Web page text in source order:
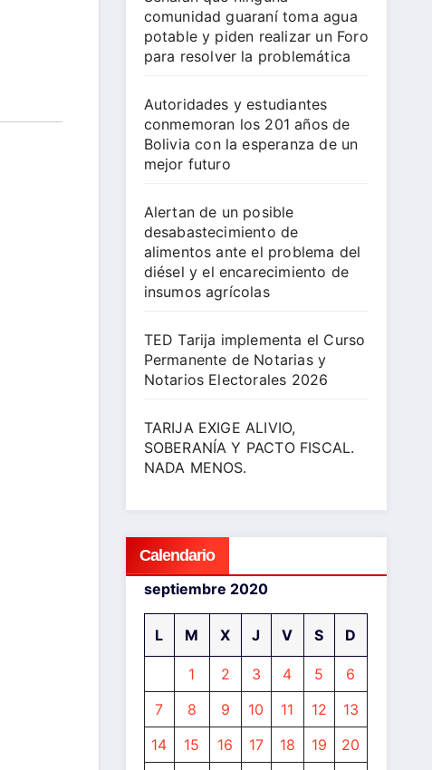
comunidad guaraní toma agua
potable y piden realizar un Foro
para resolver la problemática
Autoridades y estudiantes
conmemoran los 201 años de
Bolivia con la esperanza de un
mejor futuro
Alertan de un posible
desabastecimiento de
alimentos ante el problema del
diésel y el encarecimiento de
insumos agrícolas
TED Tarija implementa el Curso
Permanente de Notarias y
Notarios Electorales 2026
TARIJA EXIGE ALIVIO,
SOBERANÍA Y PACTO FISCAL.
NADA MENOS.
Calendario
septiembre 2020
L M X J V S D
1 2 3 4 5
6
7
8 9 10 11 12
13
14
15 16 17 18 19
20